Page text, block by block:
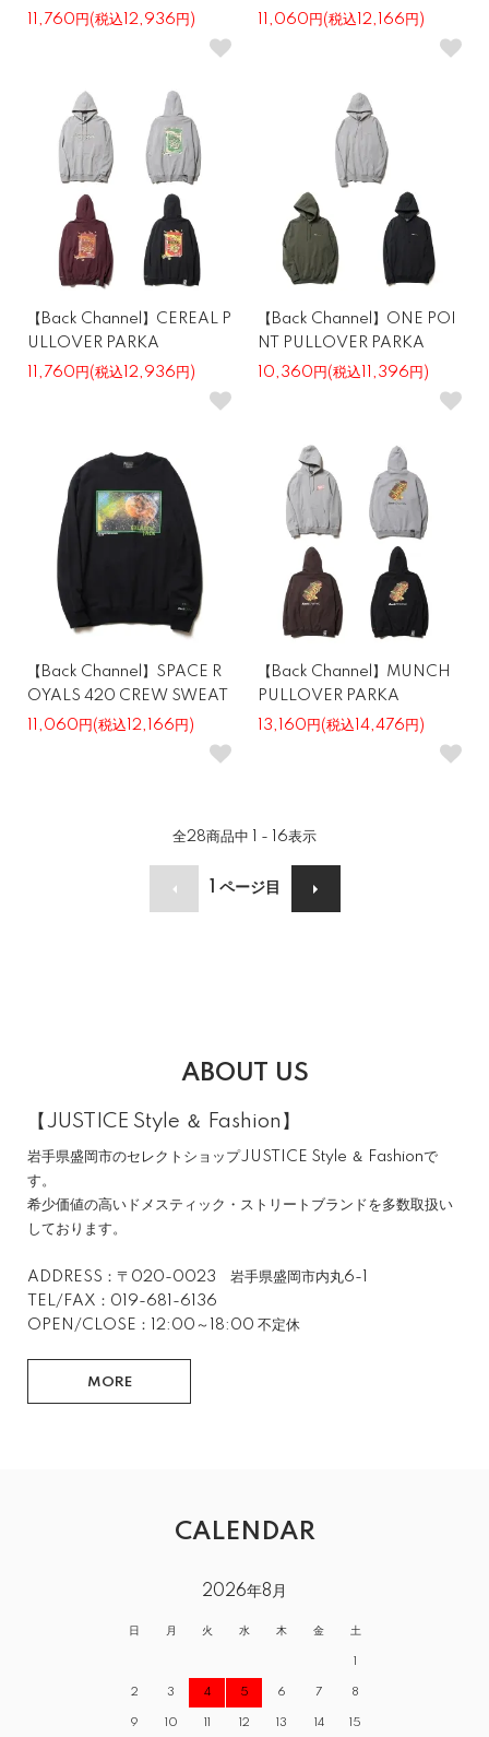
11,760円(税込12,936円) 11,060円(税込12,166円)
【Back Channel】CEREAL P
ULLOVER PARKA
11,760円(税込12,936円)
【Back Channel】ONE POI
NT PULLOVER PARKA
10,360円(税込11,396円)
【Back Channel】SPACE R
OYALS 420 CREW SWEAT
11,060円(税込12,166円)
【Back Channel】MUNCH
PULLOVER PARKA
13,160円(税込14,476円)
全28商品中 1 - 16表示
ページ目
ABOUT US
【JUSTICE Style ＆ Fashion】
岩手県盛岡市のセレクトショップJUSTICE Style ＆ Fashionで
す。
希少価値の高いドメスティック・ストリートブランドを多数取扱い
しております。
ADDRESS：〒020-0023 岩手県盛岡市内丸6-1
TEL/FAX：019-681-6136
OPEN/CLOSE：12:00～18:00 不定休
MORE
CALENDAR
2026年8月
日 月 火 水 木 金 土
1
2 3 4 5 6 7 8
9 10 11 12 13 14 15